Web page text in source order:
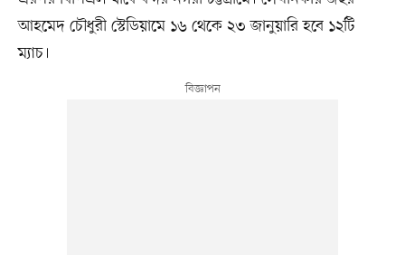
আহমেদ চৌধুরী স্টেডিয়ামে ১৬ থেকে ২৩ জানুয়ারি হবে ১২টি
ম্যাচ।